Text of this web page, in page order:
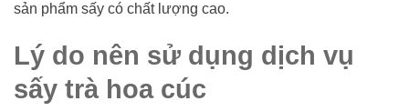
sản phẩm sấy có chất lượng cao.
Lý do nên sử dụng dịch vụ
sấy trà hoa cúc